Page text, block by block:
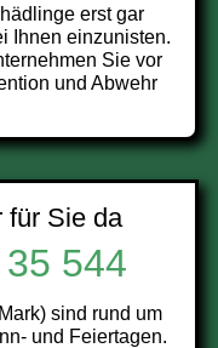
erst gar
Ihnen einzunisten.
Sie vor
und Abwehr
für Sie da
544
sind rund um
und Feiertagen.